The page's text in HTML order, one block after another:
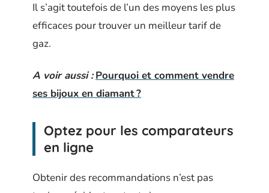
Il s’agit toutefois de l’un des moyens les plus
efficaces pour trouver un meilleur tarif de
gaz.
A voir aussi : Pourquoi et comment vendre
ses bijoux en diamant ?
Optez pour les comparateurs
en ligne
Obtenir des recommandations n’est pas